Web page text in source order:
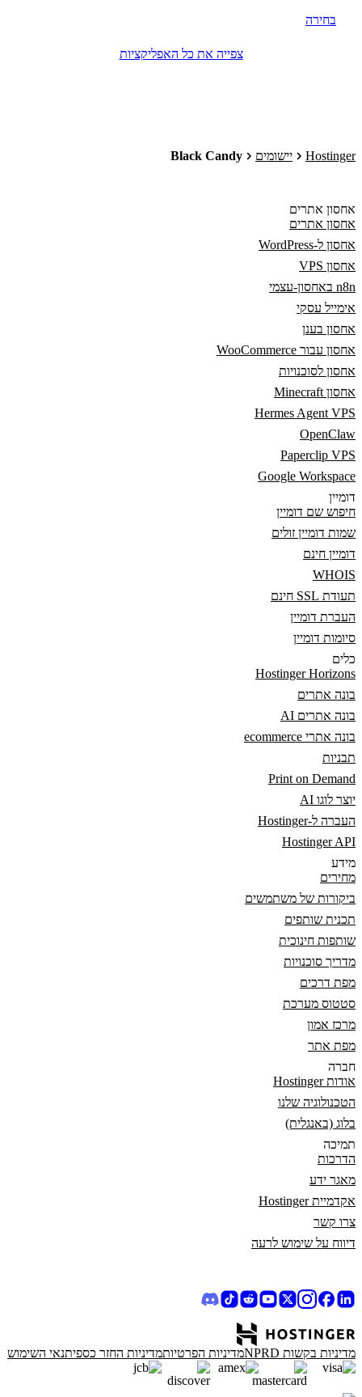
בחירה
צפייה את כל האפליקציות
Hostinger יישומים Black Candy
אחסון אתרים
אחסון אתרים
אחסון ל-WordPress
אחסון VPS
n8n באחסון-עצמי
אימייל עסקי
אחסון בענן
אחסון עבור WooCommerce
אחסון לסוכנויות
אחסון Minecraft
Hermes Agent VPS
OpenClaw
Paperclip VPS
Google Workspace
דומיין
חיפוש שם דומיין
שמות דומיין זולים
דומיין חינם
WHOIS
תעודת SSL חינם
העברת דומיין
סיומות דומיין
כלים
Hostinger Horizons
בונה אתרים
בונה אתרים AI
בונה אתרי ecommerce
תבניות
Print on Demand
יוצר לוגו AI
העברה ל-Hostinger
Hostinger API
מידע
מחירים
ביקורות של משתמשים
תכנית שותפים
שותפות חינוכית
מדריך סוכנויות
מפת דרכים
סטטוס מערכת
מרכז אמון
מפת אתר
חברה
אודות Hostinger
הטכנולוגיה שלנו
בלוג (באנגלית)
תמיכה
הדרכות
מאגר ידע
אקדמיית Hostinger
צרו קשר
דיווח על שימוש לרעה
מדיניות בקשות NPRD מדיניות הפרטיותמדיניות החזר כספיתנאי השימוש